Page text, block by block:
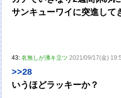
サンキューワイに突進して
43:名無しが沸キ立ツ 2021/09/17(金)
>>28
いうほどラッキーか？